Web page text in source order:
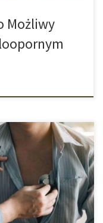
Możliwy
konopi indyjskich
Naukowcy z
obrazy
3407 osobom.
konopi a